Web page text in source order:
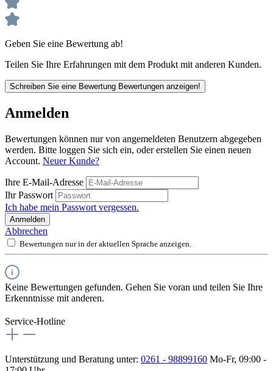
Geben Sie eine Bewertung ab!
Teilen Sie Ihre Erfahrungen mit dem Produkt mit anderen Kunden.
Schreiben Sie eine Bewertung Bewertungen anzeigen!
Anmelden
Bewertungen können nur von angemeldeten Benutzern abgegeben
werden. Bitte loggen Sie sich ein, oder erstellen Sie einen neuen
Account. Neuer Kunde?
Ihre E-Mail-Adresse
Ihr Passwort
Ich habe mein Passwort vergessen.
Anmelden
Abbrechen
Bewertungen nur in der aktuellen Sprache anzeigen.
Keine Bewertungen gefunden. Gehen Sie voran und teilen Sie Ihre
Erkenntnisse mit anderen.
Service-Hotline
Unterstützung und Beratung unter: 0261 - 98899160 Mo-Fr, 09:00 -